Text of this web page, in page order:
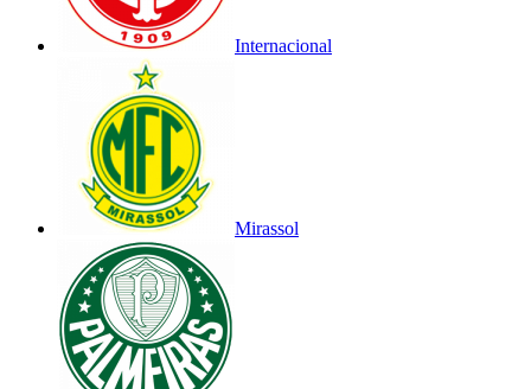
Internacional
Mirassol